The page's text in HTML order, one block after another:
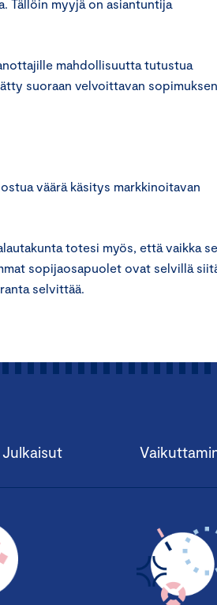
Tällöin myyjä on asiantuntija
mahdollisuutta tutustua
suoraan velvoittavan sopimuksen
väärä käsitys markkinoitavan
totesi myös, että vaikka
sopijaosapuolet ovat selvillä
selvittää.
Julkaisut